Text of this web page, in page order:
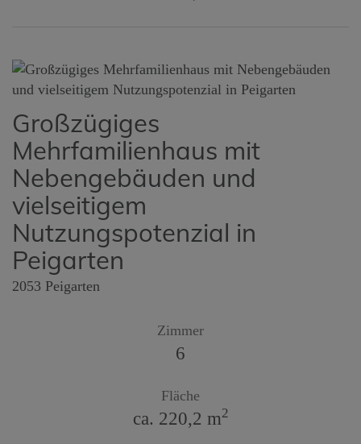
Großzügiges
Mehrfamilienhaus mit
Nebengebäuden und
vielseitigem
Nutzungspotenzial in
Peigarten
2053 Peigarten
Zimmer
6
Fläche
ca. 220,2 m2